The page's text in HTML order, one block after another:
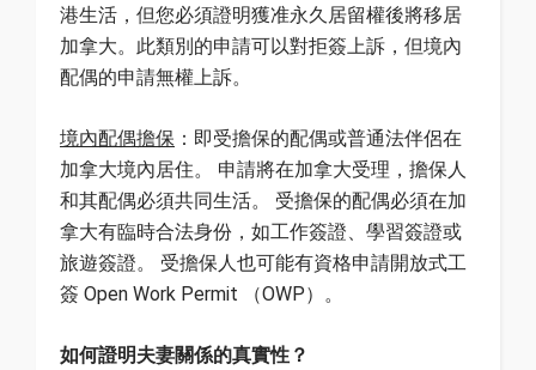
港生活，但您必須證明獲准永久居留權後將移居
加拿大。此類別的申請可以對拒簽上訴，但境內
配偶的申請無權上訴。
境內配偶擔保 ：即受擔保的配偶或普通法伴侶在
加拿大境內居住。 申請將在加拿大受理，擔保人
和其配偶必須共同生活。 受擔保的配偶必須在加
拿大有臨時合法身份，如工作簽證、學習簽證或
旅遊簽證。 受擔保人也可能有資格申請開放式工
簽 Open Work Permit （OWP）。
如何證明夫妻關係的真實性？